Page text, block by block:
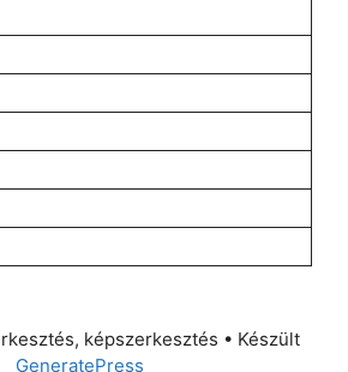
képszerkesztés • Készült
GeneratePress